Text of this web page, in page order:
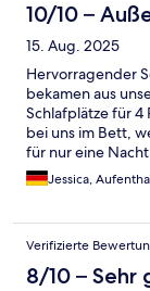
10/10 –
15. Aug. 2025
Hervorragender
bekamen aus
Schlafplätze für 4
bei uns im Bett,
für nur eine
ausgeklappt und
nächsten Tag
früher
hervorragende
eingerichtet. Wir
Jessica,
Verifizierte
8/10 – Sehr